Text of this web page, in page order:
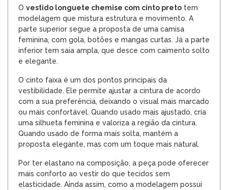
O vestido longuete chemise com cinto preto tem
modelagem que mistura estrutura e movimento. A
parte superior segue a proposta de uma camisa
feminina, com gola, botões e mangas curtas. Já a parte
inferior tem saia ampla, que desce com caimento solto
e elegante.
O cinto faixa é um dos pontos principais da
vestibilidade. Ele permite ajustar a cintura de acordo
com a sua preferência, deixando o visual mais marcado
ou mais confortável. Quando usado mais ajustado, cria
uma silhueta feminina e valoriza a região da cintura.
Quando usado de forma mais solta, mantém a
proposta elegante, mas com um toque mais natural.
Por ter elastano na composição, a peça pode oferecer
mais conforto ao vestir do que tecidos sem
elasticidade. Ainda assim, como a modelagem possui